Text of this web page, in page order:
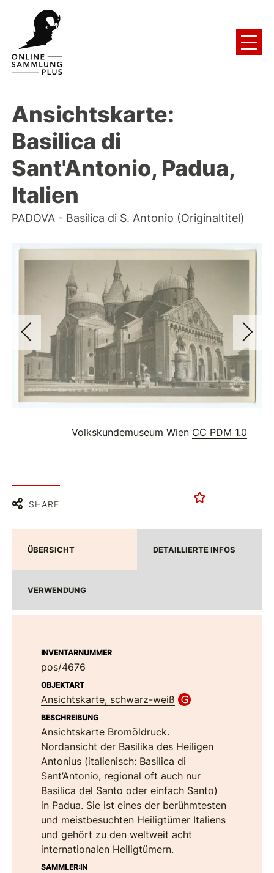
Ansichtskarte:
Basilica di
Sant'Antonio, Padua,
Italien
PADOVA - Basilica di S. Antonio (Originaltitel)
Volkskundemuseum Wien CC PDM 1.0
SHARE
ÜBERSICHT DETAILLIERTE INFOS
VERWENDUNG
INVENTARNUMMER
pos/4676
OBJEKTART
Ansichtskarte, schwarz-weiß
BESCHREIBUNG
Ansichtskarte Bromöldruck.
Nordansicht der Basilika des Heiligen
Antonius (italienisch: Basilica di
Sant’Antonio, regional oft auch nur
Basilica del Santo oder einfach Santo)
in Padua. Sie ist eines der berühmtesten
und meistbesuchten Heiligtümer Italiens
und gehört zu den weltweit acht
internationalen Heiligtümern.
SAMMLER:IN